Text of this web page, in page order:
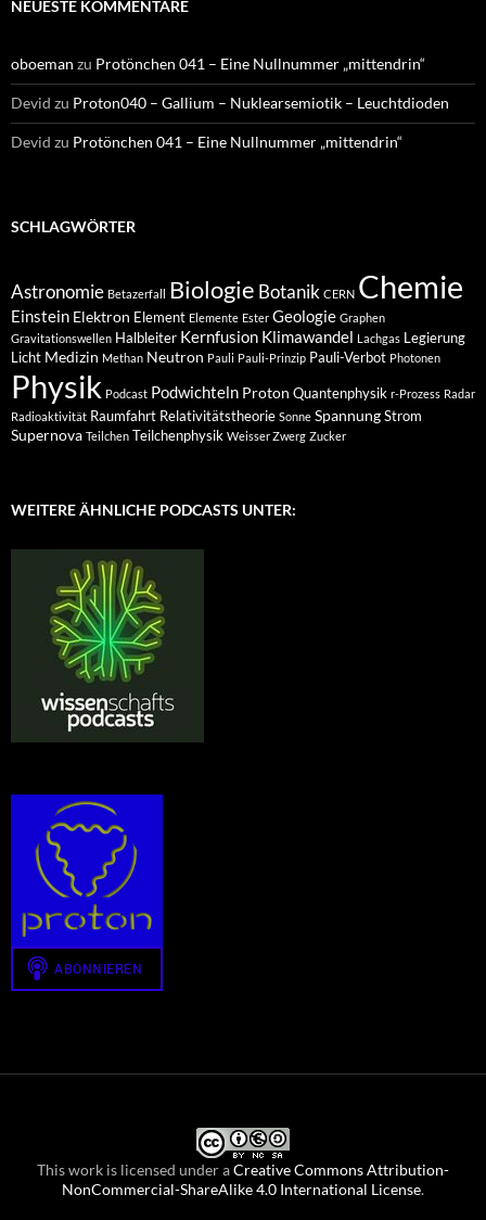
NEUESTE KOMMENTARE
oboeman zu Protönchen 041 – Eine Nullnummer „mittendrin“
Devid zu Proton040 – Gallium – Nuklearsemiotik – Leuchtdioden
Devid zu Protönchen 041 – Eine Nullnummer „mittendrin“
SCHLAGWÖRTER
Astronomie Betazerfall Biologie Botanik CERN Chemie
Einstein Elektron Element Elemente Ester Geologie Graphen
Gravitationswellen Halbleiter Kernfusion Klimawandel Lachgas Legierung
Licht Medizin Methan Neutron Pauli Pauli-Prinzip Pauli-Verbot Photonen
Physik Podcast Podwichteln Proton Quantenphysik r-Prozess Radar
Radioaktivität Raumfahrt Relativitätstheorie Sonne Spannung Strom
Supernova Teilchen Teilchenphysik Weisser Zwerg Zucker
WEITERE ÄHNLICHE PODCASTS UNTER:
This work is licensed under aCreative Commons Attribution-
NonCommercial-ShareAlike 4.0 International License.